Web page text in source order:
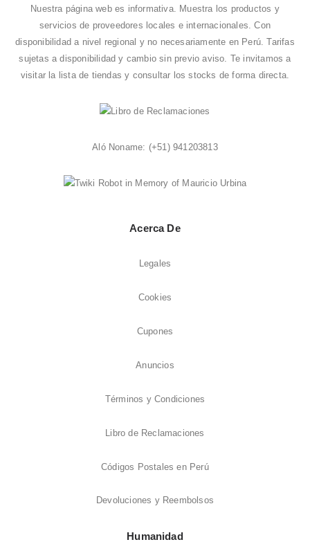
Nuestra página web es informativa. Muestra los productos y
servicios de proveedores locales e internacionales. Con
disponibilidad a nivel regional y no necesariamente en Perú. Tarifas
sujetas a disponibilidad y cambio sin previo aviso. Te invitamos a
visitar la lista de tiendas y consultar los stocks de forma directa.
Aló Noname: (+51) 941203813
Acerca De
Legales
Cookies
Cupones
Anuncios
Términos y Condiciones
Libro de Reclamaciones
Códigos Postales en Perú
Devoluciones y Reembolsos
Humanidad